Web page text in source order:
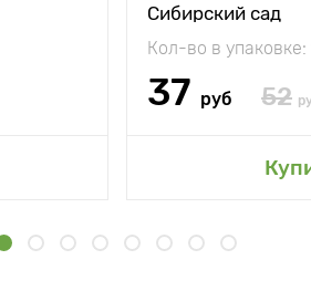
Сибирский сад
Кол-во в упаковке:
37 руб 52